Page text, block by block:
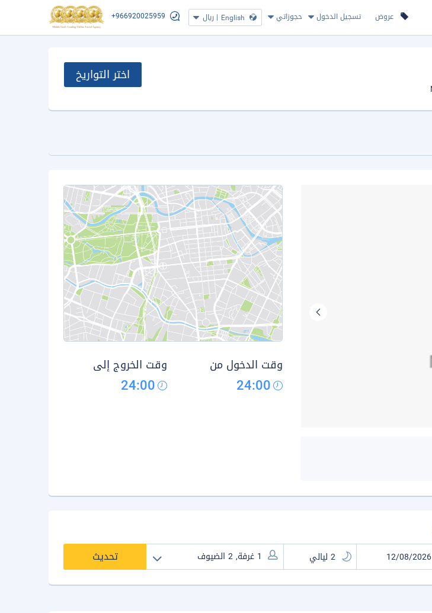
عروض تسجيل الدخول حجوزاتي English
| ريال +966920025959
اختر التواريخ
وقت الدخول من
24:00
وقت الخروج إلى
24:00
تحديث